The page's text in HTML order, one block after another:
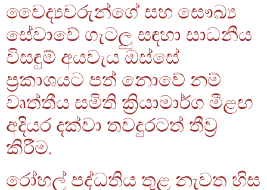
වෛද්‍යවරුන්ගේ සහ සෞඛ්‍ය
සේවාවේ ගැටලු සඳහා සාධනීය
විසඳුම් අයවැය ඔස්සේ
ප්‍රකාශයට පත් නොවේ නම්
වෘත්තීය සමිති ක්‍රියාමාර්ග මීළඟ
අදියර දක්වා තවදුරටත් තීව්‍ර
කිරීම.
රෝහල් පද්ධතිය තුළ නැවත හිස